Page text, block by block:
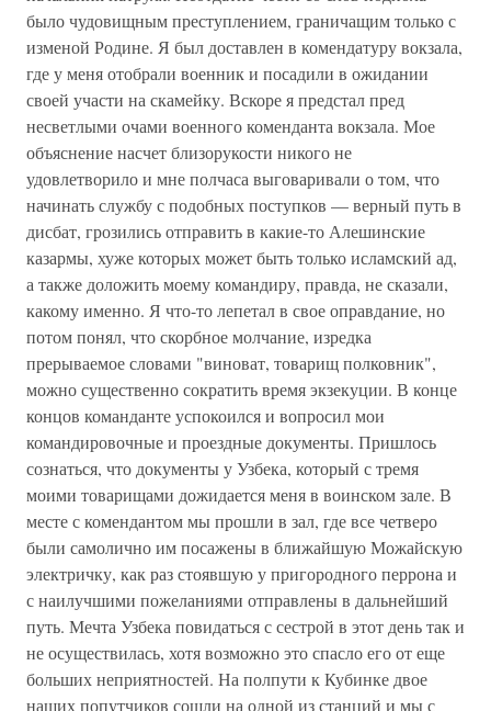
было чудовищным преступлением, граничащим только с
изменой Родине. Я был доставлен в комендатуру вокзала,
где у меня отобрали военник и посадили в ожидании
своей участи на скамейку. Вскоре я предстал пред
несветлыми очами военного коменданта вокзала. Мое
объяснение насчет близорукости никого не
удовлетворило и мне полчаса выговаривали о том, что
начинать службу с подобных поступков — верный путь в
дисбат, грозились отправить в какие-то Алешинские
казармы, хуже которых может быть только исламский ад,
а также доложить моему командиру, правда, не сказали,
какому именно. Я что-то лепетал в свое оправдание, но
потом понял, что скорбное молчание, изредка
прерываемое словами "виноват, товарищ полковник",
можно существенно сократить время экзекуции. В конце
концов команданте успокоился и вопросил мои
командировочные и проездные документы. Пришлось
сознаться, что документы у Узбека, который с тремя
моими товарищами дожидается меня в воинском зале. В
месте с комендантом мы прошли в зал, где все четверо
были самолично им посажены в ближайшую Можайскую
электричку, как раз стоявшую у пригородного перрона и
с наилучшими пожеланиями отправлены в дальнейший
путь. Мечта Узбека повидаться с сестрой в этот день так и
не осуществилась, хотя возможно это спасло его от еще
больших неприятностей. На полпути к Кубинке двое
наших попутчиков сошли на одной из станций и мы с